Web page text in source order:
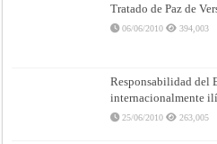
Tratado de Paz de
06/06/2010 394,003
Responsabilidad del
internacionalmente
25/06/2010 263,005